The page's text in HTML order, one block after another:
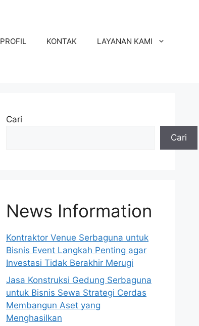
PROFIL KONTAK LAYANAN KAMI
Cari
Cari
News Information
Kontraktor Venue Serbaguna untuk
Bisnis Event Langkah Penting agar
Investasi Tidak Berakhir Merugi
Jasa Konstruksi Gedung Serbaguna
untuk Bisnis Sewa Strategi Cerdas
Membangun Aset yang
Menghasilkan